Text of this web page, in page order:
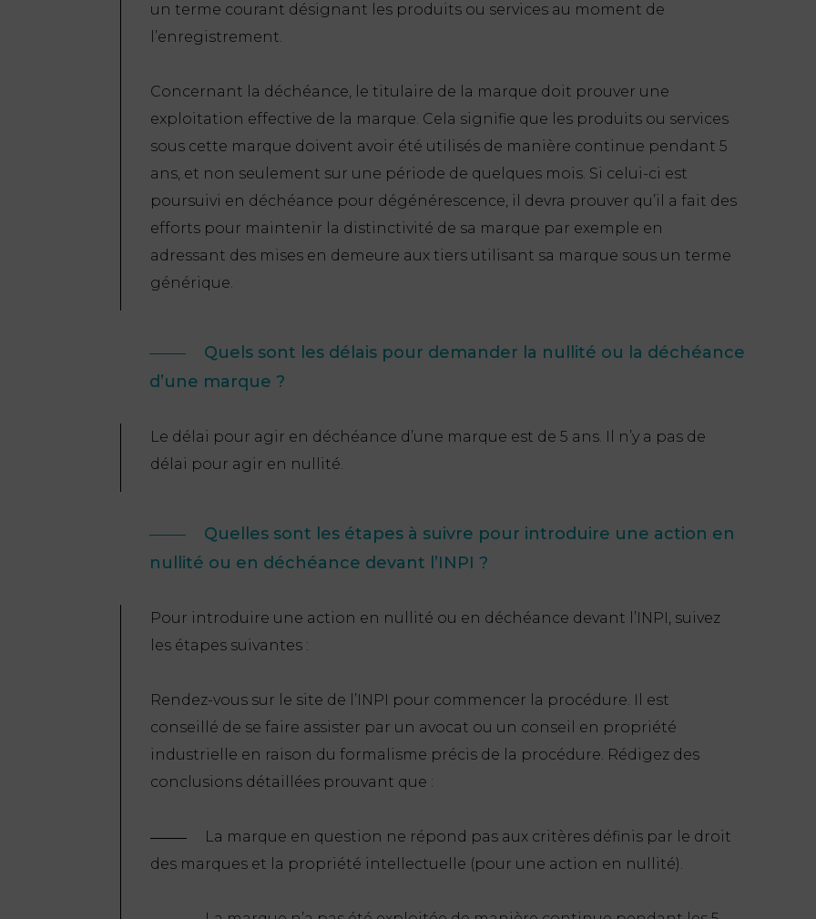
un terme courant désignant les produits ou services au moment de
l’enregistrement.
Concernant la déchéance, le titulaire de la marque doit prouver une
exploitation effective de la marque. Cela signifie que les produits ou services
sous cette marque doivent avoir été utilisés de manière continue pendant 5
ans, et non seulement sur une période de quelques mois. Si celui-ci est
poursuivi en déchéance pour dégénérescence, il devra prouver qu’il a fait des
efforts pour maintenir la distinctivité de sa marque par exemple en
adressant des mises en demeure aux tiers utilisant sa marque sous un terme
générique.
Quels sont les délais pour demander la nullité ou la déchéance
d’une marque ?
Le délai pour agir en déchéance d’une marque est de 5 ans. Il n’y a pas de
délai pour agir en nullité.
Quelles sont les étapes à suivre pour introduire une action en
nullité ou en déchéance devant l’INPI ?
Pour introduire une action en nullité ou en déchéance devant l’INPI, suivez
les étapes suivantes :
Rendez-vous sur le site de l’INPI pour commencer la procédure. Il est
conseillé de se faire assister par un avocat ou un conseil en propriété
industrielle en raison du formalisme précis de la procédure. Rédigez des
conclusions détaillées prouvant que :
La marque en question ne répond pas aux critères définis par le droit
des marques et la propriété intellectuelle (pour une action en nullité).